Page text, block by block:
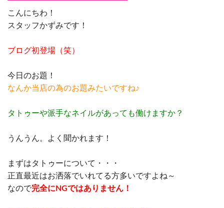
こんにちわ！
スタッフかずみです！
ブログ初登場（笑）
今日のお題！
なんか当店の為のお題みたいですね♪
タトゥーや派手なネイルがあっても働けますか？
うんうん。よく聞かれます！
まずはタトゥーについて・・・
正直最近はお洒落でいれてる方多いですよね～
なので完全にNGではありません！